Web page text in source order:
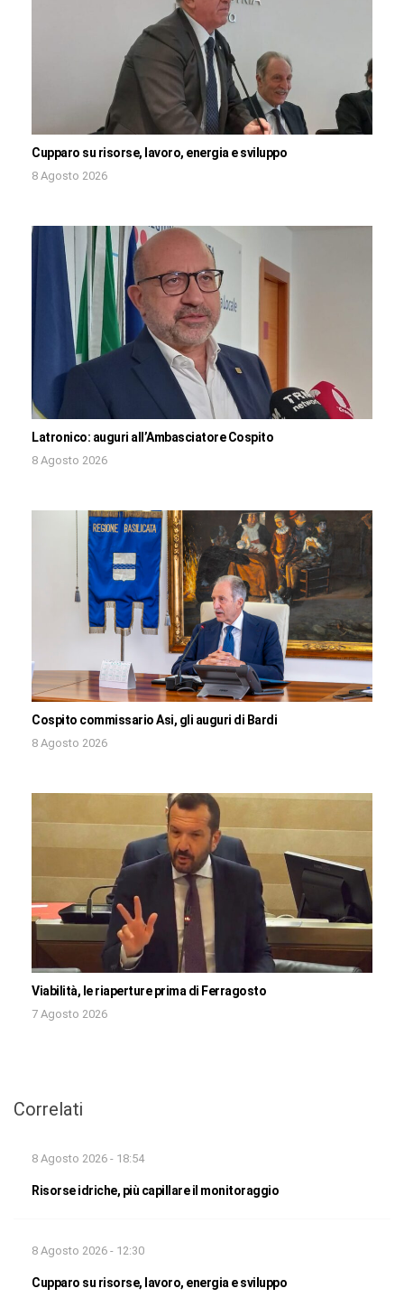
Cupparo su risorse, lavoro, energia e sviluppo
8 Agosto 2026
Latronico: auguri all’Ambasciatore Cospito
8 Agosto 2026
Cospito commissario Asi, gli auguri di Bardi
8 Agosto 2026
Viabilità, le riaperture prima di Ferragosto
7 Agosto 2026
Correlati
8 Agosto 2026 - 18:54
Risorse idriche, più capillare il monitoraggio
8 Agosto 2026 - 12:30
Cupparo su risorse, lavoro, energia e sviluppo